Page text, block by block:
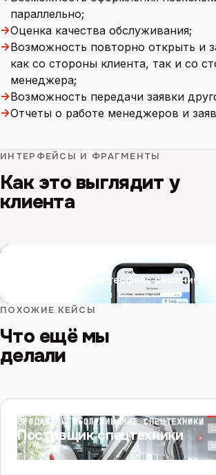
параллельно;
→Оценка качества обслуживания;
→Возможность повторно открыть и
как со стороны клиента, так и со
менеджера;
→Возможность передачи заявки
→Отчеты о работе менеджеров и
ИНТЕРФЕЙСЫ И ФРАГМЕНТЫ
Как это выглядит у
клиента
B2B-компания: интерфейс решения
ПОХОЖИЕ КЕЙСЫ
Что ещё мы
делали
ПРОДАЖА И ОБСЛУЖИВАНИЕ СПЕЦТЕХНИКИ
Поставщик спецтехники